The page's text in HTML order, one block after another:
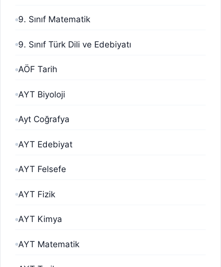
9. Sınıf Matematik
9. Sınıf Türk Dili ve Edebiyatı
AÖF Tarih
AYT Biyoloji
Ayt Coğrafya
AYT Edebiyat
AYT Felsefe
AYT Fizik
AYT Kimya
AYT Matematik